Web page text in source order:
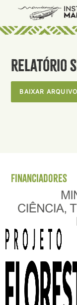
Relatório
BAIXAR ARQUIVO
Financiadores